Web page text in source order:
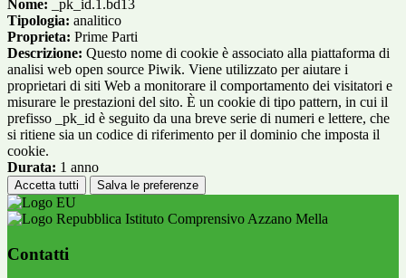
Nome: _pk_id.1.bd13
Tipologia: analitico
Proprieta: Prime Parti
Descrizione: Questo nome di cookie è associato alla piattaforma di
analisi web open source Piwik. Viene utilizzato per aiutare i
proprietari di siti Web a monitorare il comportamento dei visitatori e
misurare le prestazioni del sito. È un cookie di tipo pattern, in cui il
prefisso _pk_id è seguito da una breve serie di numeri e lettere, che
si ritiene sia un codice di riferimento per il dominio che imposta il
cookie.
Durata: 1 anno
Accetta tutti Salva le preferenze
Istituto Comprensivo Azzano Mella
Contatti